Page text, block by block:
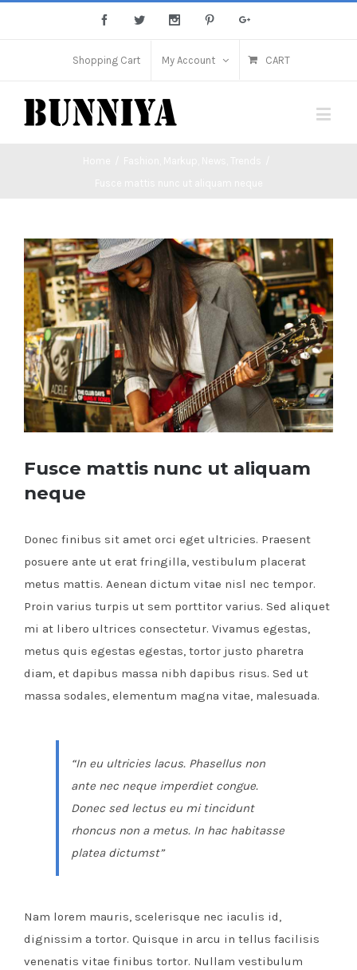
Shopping Cart My Account CART
Fusce mattis nunc ut aliquam
neque
Donec finibus sit amet orci eget ultricies. Praesent
posuere ante ut erat fringilla, vestibulum placerat
metus mattis. Aenean dictum vitae nisl nec tempor.
Proin varius turpis ut sem porttitor varius. Sed aliquet
mi at libero ultrices consectetur. Vivamus egestas,
metus quis egestas egestas, tortor justo pharetra
diam, et dapibus massa nibh dapibus risus. Sed ut
massa sodales, elementum magna vitae, malesuada.
“In eu ultricies lacus. Phasellus non
ante nec neque imperdiet congue.
Donec sed lectus eu mi tincidunt
rhoncus non a metus. In hac habitasse
platea dictumst”
Nam lorem mauris, scelerisque nec iaculis id,
dignissim a tortor. Quisque in arcu in tellus facilisis
venenatis vitae finibus tortor. Nullam vestibulum